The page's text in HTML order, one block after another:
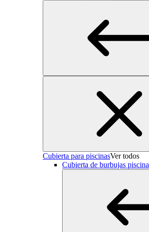
Cubierta para piscinasVer todos
Cubierta de burbujas piscina